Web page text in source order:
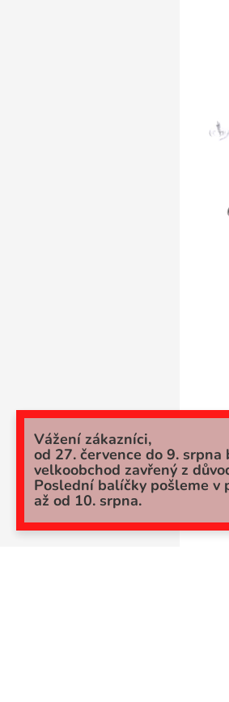
Vážení zákazníci,
od 27. července do 9. srpna
velkoobchod zavřený z
Poslední balíčky pošleme v
až od 10. srpna.